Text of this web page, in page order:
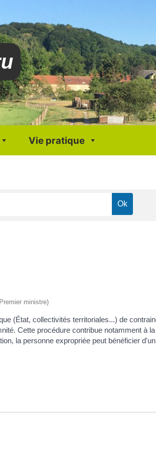
Vie pratique
ministre)
(État, collectivités territoriales...) de
Cette procédure contribue notamment à
la personne expropriée peut bénéficier